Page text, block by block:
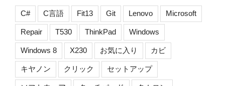
C# C言語 Fit13 Git Lenovo Microsoft
Repair T530 ThinkPad Windows
Windows 8 X230 お気に入り カビ
キヤノン クリック セットアップ